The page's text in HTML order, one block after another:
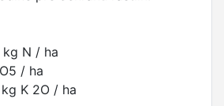
N / ha
/ ha
K 2O / ha